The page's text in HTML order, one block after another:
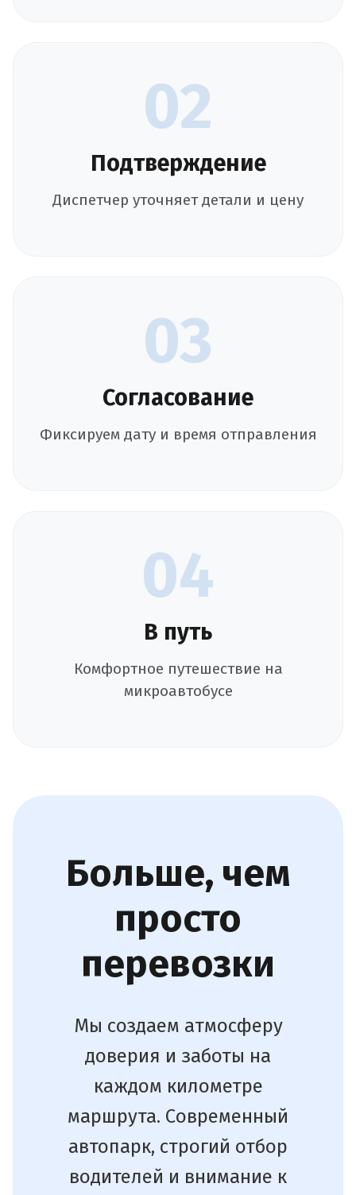
02
Подтверждение
Диспетчер уточняет детали и цену
03
Согласование
Фиксируем дату и время отправления
04
В путь
Комфортное путешествие на
микроавтобусе
Больше, чем
просто
перевозки
Мы создаем атмосферу
доверия и заботы на
каждом километре
маршрута. Современный
автопарк, строгий отбор
водителей и внимание к